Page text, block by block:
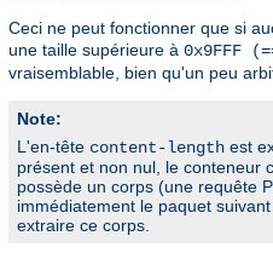
Ceci ne peut fonctionner que si
une taille supérieure à 0x9FFF
vraisemblable, bien qu'un peu
Note:
L'en-tête content-length est
présent et non nul, le conteneur
possède un corps (une requête
immédiatement le paquet
extraire ce corps.